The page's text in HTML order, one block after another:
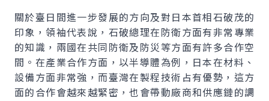
關於臺日間進一步發展的方向及對日本首相石破茂的
印象，領袖代表說，石破總理在防衛方面有非常專業
的知識，兩國在共同防衛及防災等方面有許多合作空
間。在產業合作方面，以半導體為例，日本在材料、
設備方面非常強，而臺灣在製程技術占有優勢，這方
面的合作會越來越緊密，也會帶動廠商和供應鏈的調